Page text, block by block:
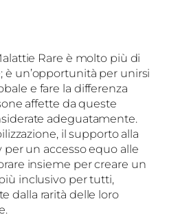
Rare è molto più di
è un’opportunità per unirsi
e fare la differenza
affette da queste
adeguatamente.
il supporto alla
per un accesso equo alle
insieme per creare un
inclusivo per tutti,
dalla rarità delle loro